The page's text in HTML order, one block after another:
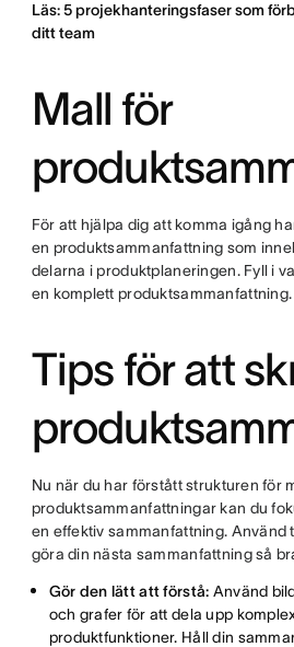
Läs: 5 projekhanteringsfaser som
ditt team
Mall för
För att hjälpa dig att komma igång
en produktsammanfattning som
delarna i produktplaneringen. Fyll i
en komplett produktsammanfattning.
Tips för att
Nu när du har förstått strukturen för
produktsammanfattningar kan du
en effektiv sammanfattning. Använd
göra din nästa sammanfattning så
Gör den lätt att förstå: Använd
och grafer för att dela upp
produktfunktioner. Håll din